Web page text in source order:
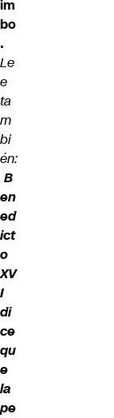
im
bo
.
Le
e
ta
m
bi
én:
B
en
ed
ict
o
XV
I
di
ce
qu
e
la
pe